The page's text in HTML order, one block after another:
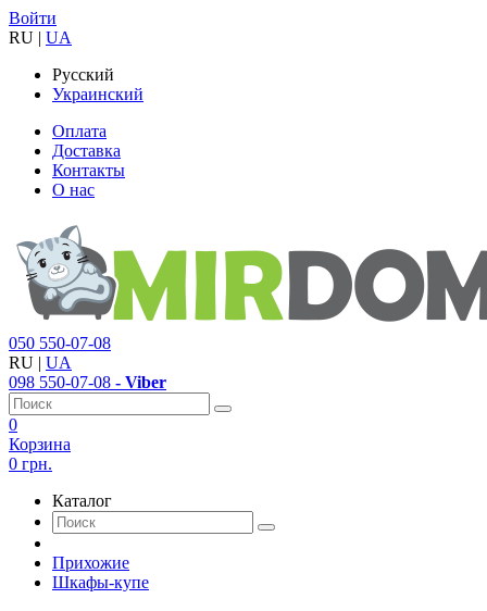
Войти
RU | UA
Русский
Украинский
Оплата
Доставка
Контакты
О нас
050 550-07-08
RU | UA
098 550-07-08 - Viber
0
Корзина
0 грн.
Каталог
Прихожие
Шкафы-купе